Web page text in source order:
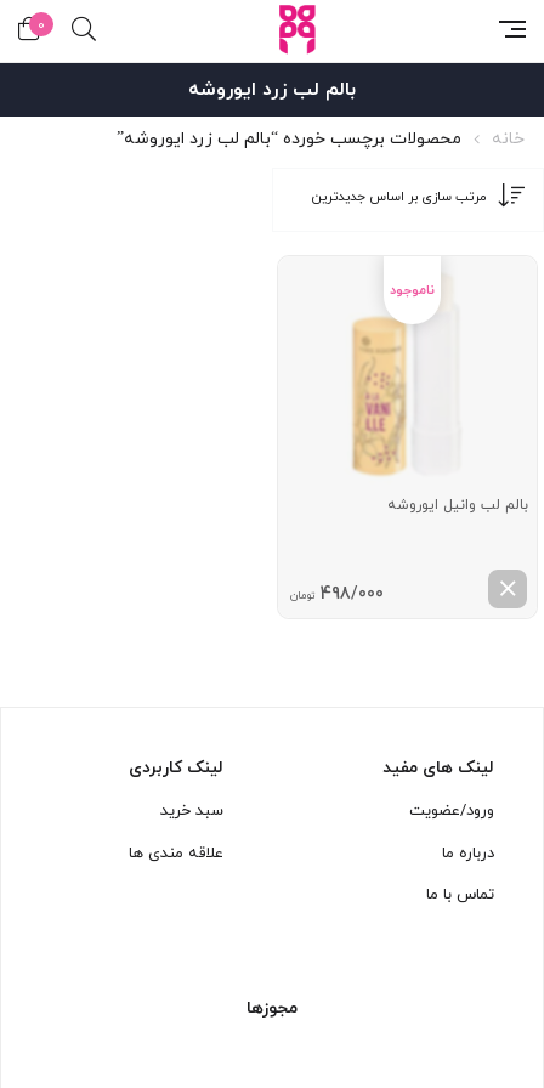
0
بالم لب زرد ایوروشه
خانه محصولات برچسب خورده “بالم لب زرد ایوروشه”
بالم لب وانیل ایوروشه
498/000 تومان
لینک های مفید
ورود/عضویت
درباره ما
تماس با ما
لینک کاربردی
سبد خرید
علاقه مندی ها
مجوزها